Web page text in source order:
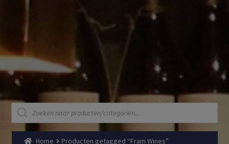
Producten
zoeken
Home Producten getagged “Fram Wines”